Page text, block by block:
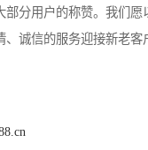
部分用户的称赞。我们愿
、诚信的服务迎接新老客